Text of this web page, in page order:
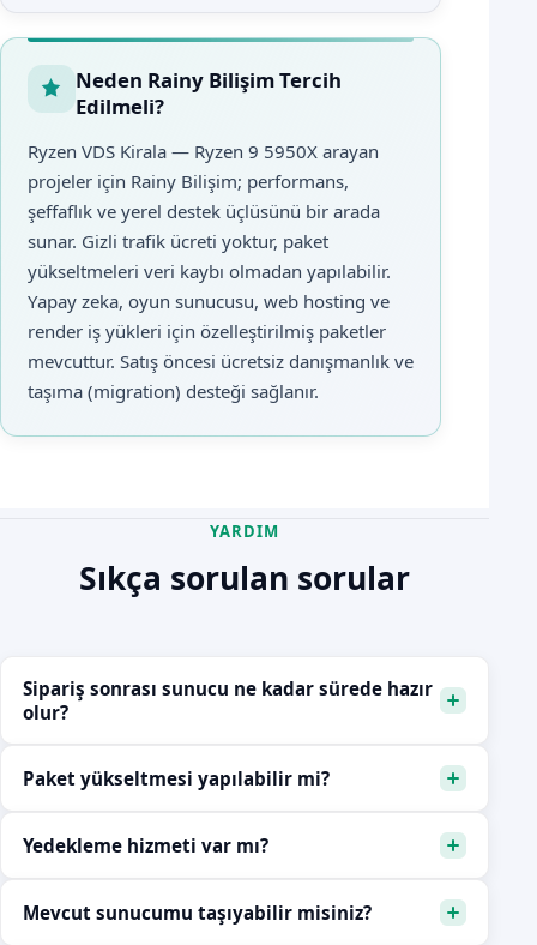
Neden Rainy Bilişim Tercih
Edilmeli?
Ryzen VDS Kirala — Ryzen 9 5950X arayan
projeler için Rainy Bilişim; performans,
şeffaflık ve yerel destek üçlüsünü bir arada
sunar. Gizli trafik ücreti yoktur, paket
yükseltmeleri veri kaybı olmadan yapılabilir.
Yapay zeka, oyun sunucusu, web hosting ve
render iş yükleri için özelleştirilmiş paketler
mevcuttur. Satış öncesi ücretsiz danışmanlık ve
taşıma (migration) desteği sağlanır.
YARDIM
Sıkça sorulan sorular
Sipariş sonrası sunucu ne kadar sürede hazır
olur?
Paket yükseltmesi yapılabilir mi?
Yedekleme hizmeti var mı?
Mevcut sunucumu taşıyabilir misiniz?